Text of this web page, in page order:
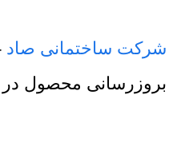
شرکت ساختمانی صاد
بروزرسانی محصول در